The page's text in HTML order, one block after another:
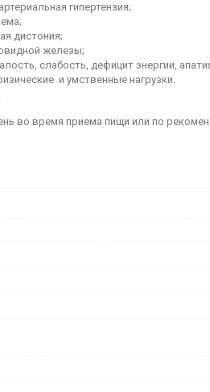
гипертензия;
дистония;
железы;
слабость, дефицит энергии,
и умственные нагрузки.
во время приема пищи или по